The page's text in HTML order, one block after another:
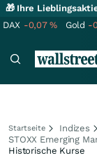
🎁 Ihre
DAX -0,07% Gold -
Startseite
Indizes
STOXX Emerging
Historische Kurse